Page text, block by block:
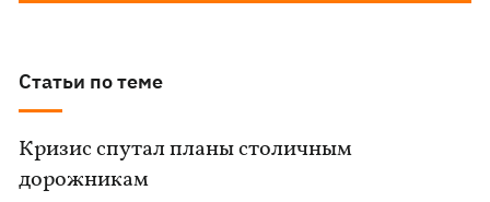
Статьи по теме
Кризис спутал планы столичным
дорожникам